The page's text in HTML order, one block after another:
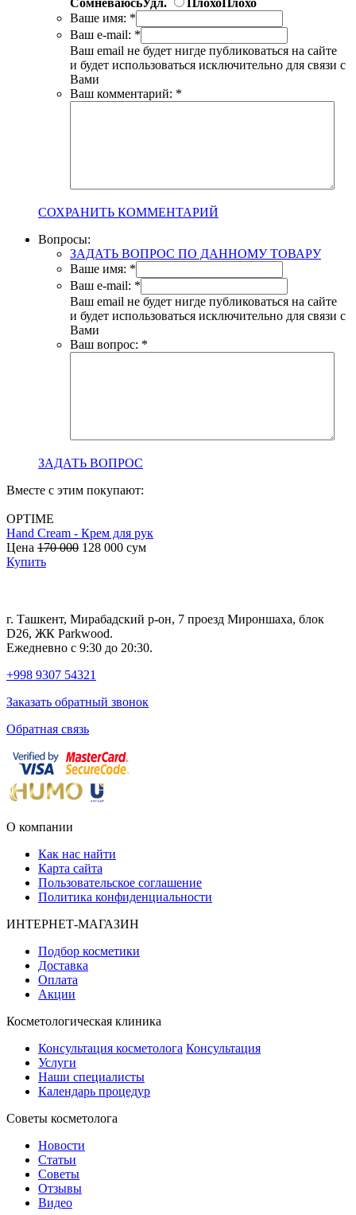
Ваше имя: *
Ваш e-mail: *
Ваш email не будет нигде публиковаться на сайте
и будет использоваться исключительно для связи с
Вами
Ваш комментарий: *
СОХРАНИТЬ КОММЕНТАРИЙ
Вопросы:
ЗАДАТЬ ВОПРОС ПО ДАННОМУ ТОВАРУ
Ваше имя: *
Ваш e-mail: *
Ваш email не будет нигде публиковаться на сайте
и будет использоваться исключительно для связи с
Вами
Ваш вопрос: *
ЗАДАТЬ ВОПРОС
Вместе с этим покупают:
OPTIME
Hand Cream - Крем для рук
Цена 170 000 128 000 сум
Купить
г. Ташкент, Мирабадский р-он, 7 проезд Мироншаха, блок
D26, ЖК Раrkwood.
Ежедневно с 9:30 до 20:30.
+998 9307 54321
Заказать обратный звонок
Обратная связь
О компании
Как нас найти
Карта сайта
Пользовательское соглашение
Политика конфиденциальности
ИНТЕРНЕТ-МАГАЗИН
Подбор косметики
Доставка
Оплата
Акции
Косметологическая клиника
Консультация косметолога Консультация
Услуги
Наши специалисты
Календарь процедур
Cоветы косметолога
Новости
Статьи
Советы
Отзывы
Видео